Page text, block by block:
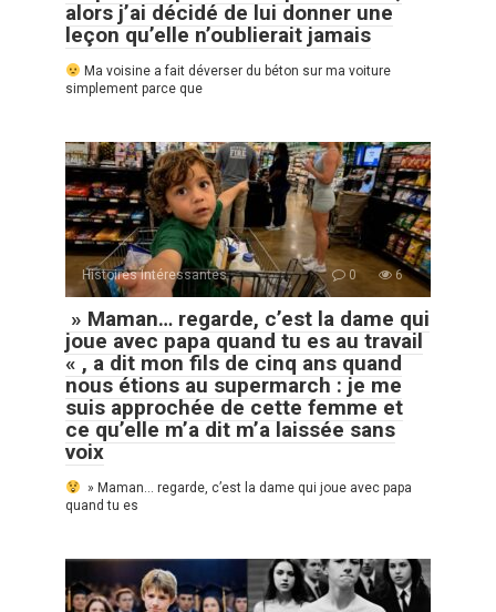
alors j’ai décidé de lui donner une
leçon qu’elle n’oublierait jamais
Ma voisine a fait déverser du béton sur ma voiture
simplement parce que
Histoires Intéressantes 0 6
» Maman… regarde, c’est la dame qui
joue avec papa quand tu es au travail
« , a dit mon fils de cinq ans quand
nous étions au supermarch : je me
suis approchée de cette femme et
ce qu’elle m’a dit m’a laissée sans
voix
» Maman… regarde, c’est la dame qui joue avec papa
quand tu es